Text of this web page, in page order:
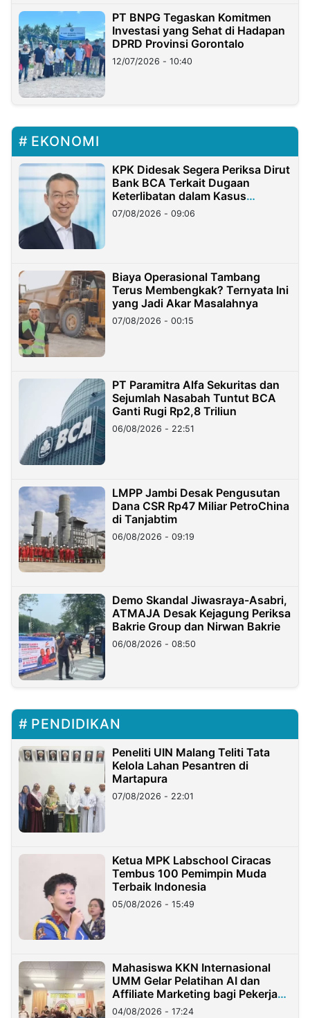
PT BNPG Tegaskan Komitmen
Investasi yang Sehat di Hadapan
DPRD Provinsi Gorontalo
12/07/2026 - 10:40
EKONOMI
KPK Didesak Segera Periksa Dirut
Bank BCA Terkait Dugaan
Keterlibatan dalam Kasus
Hilangnya Dana Nasabah Rp2,58
Miliar
07/08/2026 - 09:06
Biaya Operasional Tambang
Terus Membengkak? Ternyata Ini
yang Jadi Akar Masalahnya
07/08/2026 - 00:15
PT Paramitra Alfa Sekuritas dan
Sejumlah Nasabah Tuntut BCA
Ganti Rugi Rp2,8 Triliun
06/08/2026 - 22:51
LMPP Jambi Desak Pengusutan
Dana CSR Rp47 Miliar PetroChina
di Tanjabtim
06/08/2026 - 09:19
Demo Skandal Jiwasraya-Asabri,
ATMAJA Desak Kejagung Periksa
Bakrie Group dan Nirwan Bakrie
06/08/2026 - 08:50
PENDIDIKAN
Peneliti UIN Malang Teliti Tata
Kelola Lahan Pesantren di
Martapura
07/08/2026 - 22:01
Ketua MPK Labschool Ciracas
Tembus 100 Pemimpin Muda
Terbaik Indonesia
05/08/2026 - 15:49
Mahasiswa KKN Internasional
UMM Gelar Pelatihan AI dan
Affiliate Marketing bagi Pekerja
Migran Indonesia di Taiwan
04/08/2026 - 17:24